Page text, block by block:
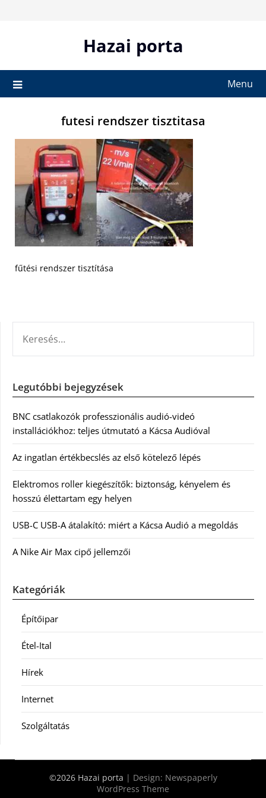
Hazai porta
Menu
futesi rendszer tisztitasa
fűtési rendszer tisztítása
Legutóbbi bejegyzések
BNC csatlakozók professzionális audió-videó
installációkhoz: teljes útmutató a Kácsa Audióval
Az ingatlan értékbecslés az első kötelező lépés
Elektromos roller kiegészítők: biztonság, kényelem és
hosszú élettartam egy helyen
USB-C USB-A átalakító: miért a Kácsa Audió a megoldás
A Nike Air Max cipő jellemzői
Kategóriák
Építőipar
Étel-Ital
Hírek
Internet
Szolgáltatás
©2026 Hazai porta | Design: Newspaperly
WordPress Theme